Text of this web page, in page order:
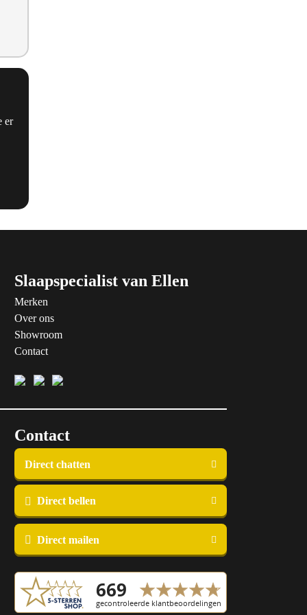
er
Slaapspecialist van Ellen
Merken
Over ons
Showroom
Contact
Contact
Direct chatten
Direct bellen
Direct mailen